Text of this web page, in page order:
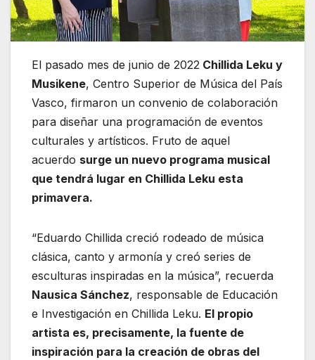
El pasado mes de junio de 2022 Chillida Leku y
Musikene, Centro Superior de Música del País
Vasco, firmaron un convenio de colaboración
para diseñar una programación de eventos
culturales y artísticos. Fruto de aquel
acuerdo surge un nuevo programa musical
que tendrá lugar en Chillida Leku esta
primavera.
“Eduardo Chillida creció rodeado de música
clásica, canto y armonía y creó series de
esculturas inspiradas en la música”, recuerda
Nausica Sánchez, responsable de Educación
e Investigación en Chillida Leku. El propio
artista es, precisamente, la fuente de
inspiración para la creación de obras del